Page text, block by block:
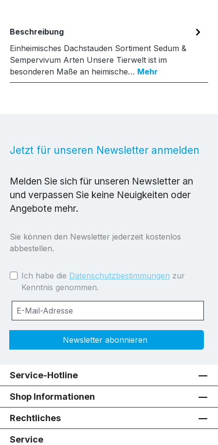
Beschreibung
Einheimisches Dachstauden Sortiment Sedum &
Sempervivum Arten Unsere Tierwelt ist im
besonderen Maße an heimische… Mehr
Jetzt für unseren Newsletter anmelden
Melden Sie sich für unseren Newsletter an
und verpassen Sie keine Neuigkeiten oder
Angebote mehr.
Sie können den Newsletter jederzeit kostenlos
abbestellen.
Ich habe die Datenschutzbestimmungen zur
Kenntnis genommen.
Newsletter abonnieren
Service-Hotline
Shop Informationen
Rechtliches
Service